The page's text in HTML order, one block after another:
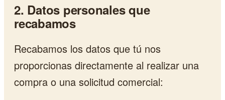
2. Datos personales que
recabamos
Recabamos los datos que tú nos
proporcionas directamente al realizar una
compra o una solicitud comercial: